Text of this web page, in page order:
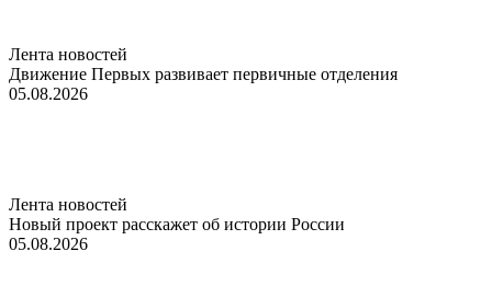
Лента новостей
Движение Первых развивает первичные отделения
05.08.2026
Лента новостей
Новый проект расскажет об истории России
05.08.2026